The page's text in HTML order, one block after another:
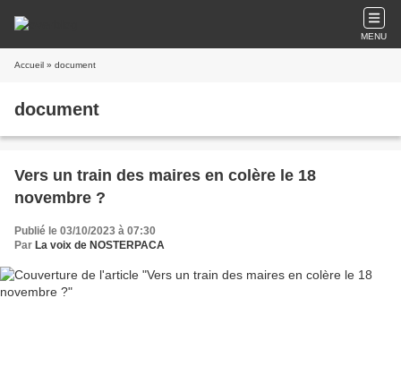
MENU
Accueil » document
document
Vers un train des maires en colère le 18
novembre ?
Publié le 03/10/2023 à 07:30
Par La voix de NOSTERPACA